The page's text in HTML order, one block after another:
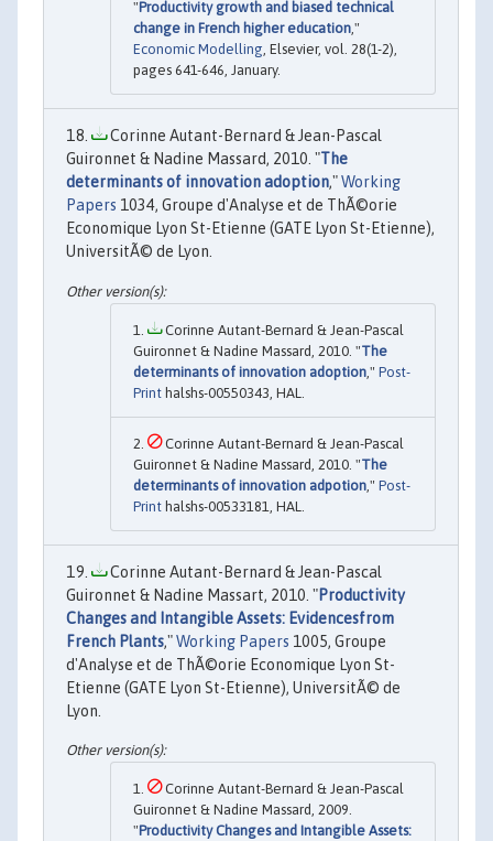
"Productivity growth and biased technical
change in French higher education,"
Economic Modelling, Elsevier, vol. 28(1-2),
pages 641-646, January.
Corinne Autant-Bernard & Jean-Pascal
Guironnet & Nadine Massard, 2010. "The
determinants of innovation adoption,"Working
Papers 1034, Groupe d'Analyse et de ThÃ©orie
Economique Lyon St-Etienne (GATE Lyon St-Etienne),
UniversitÃ© de Lyon.
Corinne Autant-Bernard & Jean-Pascal
Guironnet & Nadine Massard, 2010. "The
determinants of innovation adoption ," Post-
Print halshs-00550343, HAL.
Corinne Autant-Bernard & Jean-Pascal
Guironnet & Nadine Massard, 2010. "The
determinants of innovation adpotion ," Post-
Print halshs-00533181, HAL.
Corinne Autant-Bernard & Jean-Pascal
Guironnet & Nadine Massart, 2010. "Productivity
Changes and Intangible Assets: Evidencesfrom
French Plants,"Working Papers 1005, Groupe
d'Analyse et de ThÃ©orie Economique Lyon St-
Etienne (GATE Lyon St-Etienne), UniversitÃ© de
Lyon.
Corinne Autant-Bernard & Jean-Pascal
Guironnet & Nadine Massard, 2009.
"Productivity Changes and Intangible Assets: